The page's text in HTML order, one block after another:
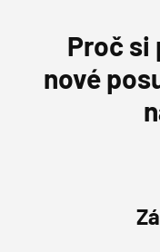
Proč si
nové